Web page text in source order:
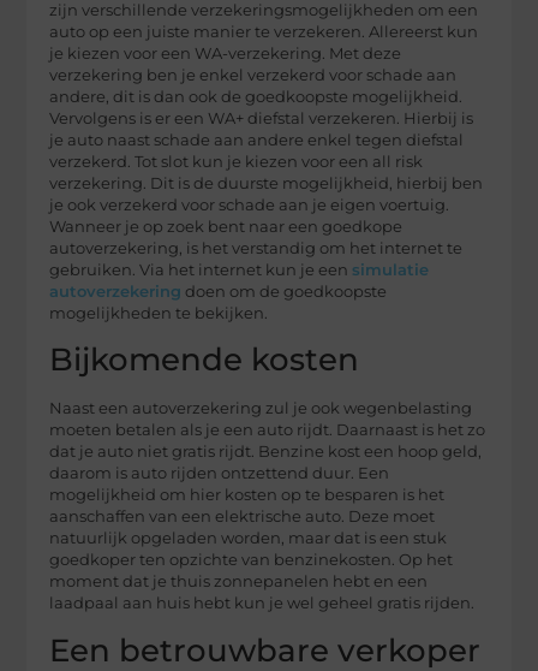
zijn verschillende verzekeringsmogelijkheden om een
auto op een juiste manier te verzekeren. Allereerst kun
je kiezen voor een WA-verzekering. Met deze
verzekering ben je enkel verzekerd voor schade aan
andere, dit is dan ook de goedkoopste mogelijkheid.
Vervolgens is er een WA+ diefstal verzekeren. Hierbij is
je auto naast schade aan andere enkel tegen diefstal
verzekerd. Tot slot kun je kiezen voor een all risk
verzekering. Dit is de duurste mogelijkheid, hierbij ben
je ook verzekerd voor schade aan je eigen voertuig.
Wanneer je op zoek bent naar een goedkope
autoverzekering, is het verstandig om het internet te
gebruiken. Via het internet kun je een simulatie
autoverzekering doen om de goedkoopste
mogelijkheden te bekijken.
Bijkomende kosten
Naast een autoverzekering zul je ook wegenbelasting
moeten betalen als je een auto rijdt. Daarnaast is het zo
dat je auto niet gratis rijdt. Benzine kost een hoop geld,
daarom is auto rijden ontzettend duur. Een
mogelijkheid om hier kosten op te besparen is het
aanschaffen van een elektrische auto. Deze moet
natuurlijk opgeladen worden, maar dat is een stuk
goedkoper ten opzichte van benzinekosten. Op het
moment dat je thuis zonnepanelen hebt en een
laadpaal aan huis hebt kun je wel geheel gratis rijden.
Een betrouwbare verkoper